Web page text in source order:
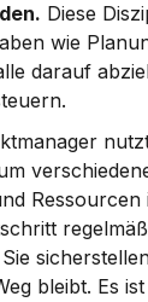
Diese
wie
darauf
bleibt. Es